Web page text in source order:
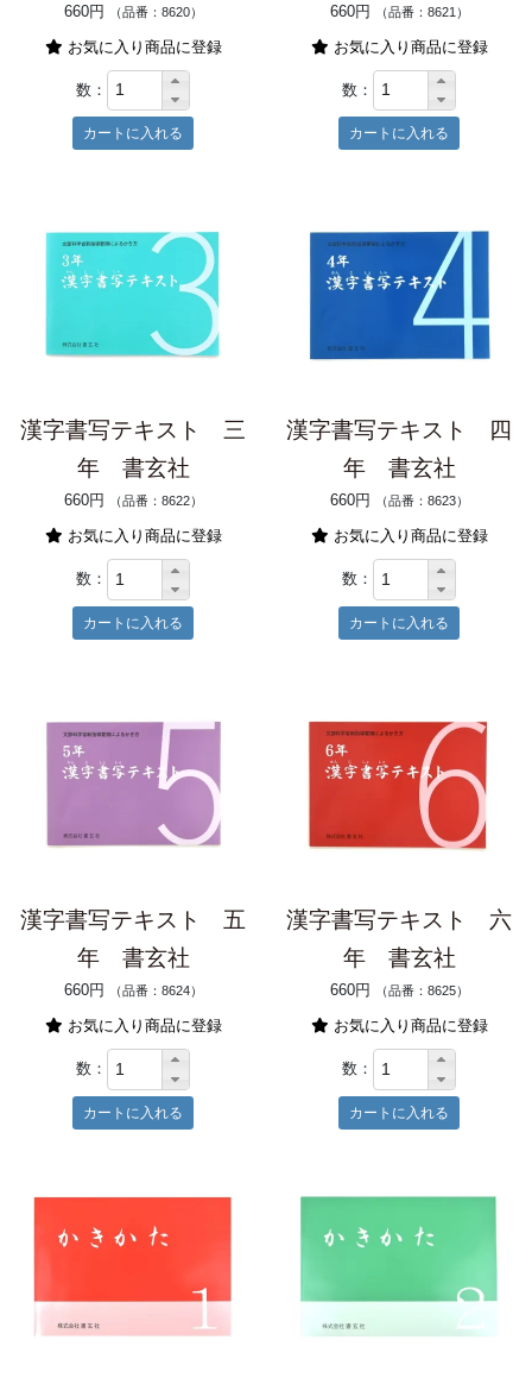
660円 （品番：8620）
お気に入り商品に登録
数：
660円 （品番：8621）
お気に入り商品に登録
数：
漢字書写テキスト 三
年 書玄社
660円 （品番：8622）
お気に入り商品に登録
数：
漢字書写テキスト 四
年 書玄社
660円 （品番：8623）
お気に入り商品に登録
数：
漢字書写テキスト 五
年 書玄社
660円 （品番：8624）
お気に入り商品に登録
数：
漢字書写テキスト 六
年 書玄社
660円 （品番：8625）
お気に入り商品に登録
数：